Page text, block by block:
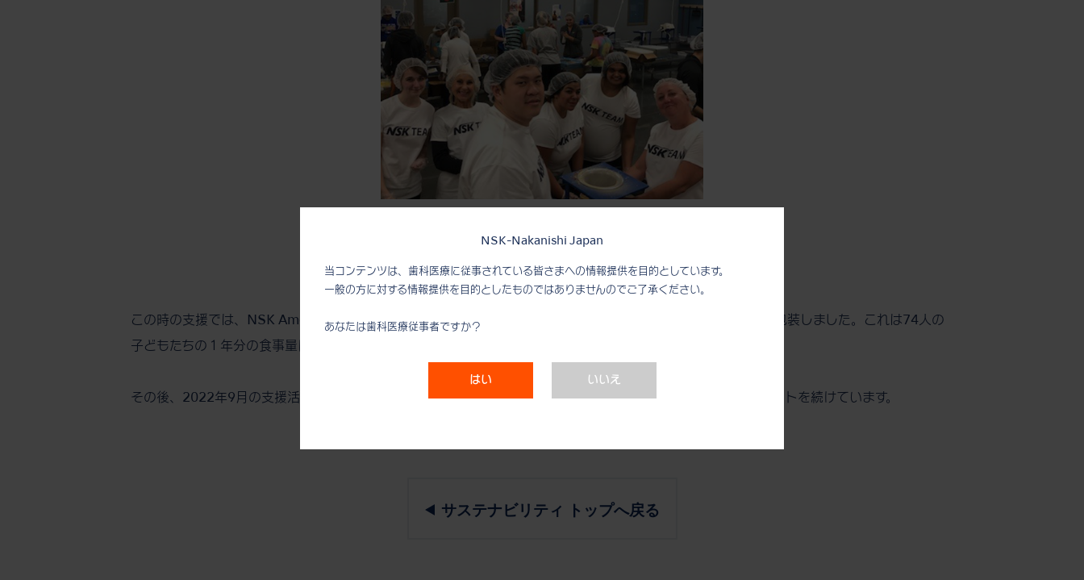
NSK-Nakanishi Japan
当コンテンツは、歯科医療に従事されている皆さまへの情報提供を目的としています。
一般の方に対する情報提供を目的としたものではありませんのでご了承ください。
あなたは歯科医療従事者ですか？
はい いいえ
この時の支援では、NSK America Corp.から19人が参加。FMSCと協力して、126箱、27,216食分のパックを包装しました。これは74人の
子どもたちの１年分の食事量に相当します。
その後、2022年9月の支援活動にもNSK America Corp.から10人が参加。豊かな暮らしを実現するためのサポートを続けています。
サステナビリティ トップへ戻る